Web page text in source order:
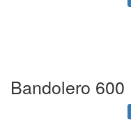
Bandolero 600